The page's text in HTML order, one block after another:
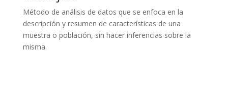
Método de análisis de datos que se enfoca en la
descripción y resumen de características de una
muestra o población, sin hacer inferencias sobre la
misma.